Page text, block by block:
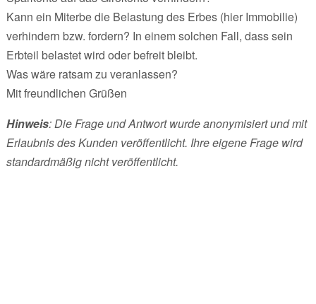
Kann ein Miterbe die Belastung des Erbes (hier Immobilie)
verhindern bzw. fordern? In einem solchen Fall, dass sein
Erbteil belastet wird oder befreit bleibt.
Was wäre ratsam zu veranlassen?
Mit freundlichen Grüßen
Hinweis: Die Frage und Antwort wurde anonymisiert und mit
Erlaubnis des Kunden veröffentlicht. Ihre eigene Frage wird
standardmäßig nicht veröffentlicht.